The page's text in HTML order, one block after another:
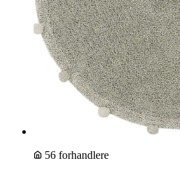
56 forhandlere